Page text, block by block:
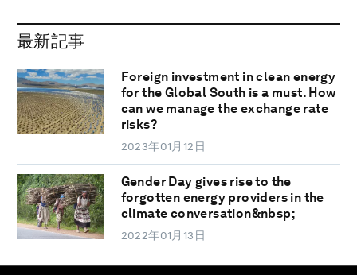
最新記事
Foreign investment in clean energy
for the Global South is a must. How
can we manage the exchange rate
risks?
2023年01月12日
Gender Day gives rise to the
forgotten energy providers in the
climate conversation&nbsp;
2022年01月13日